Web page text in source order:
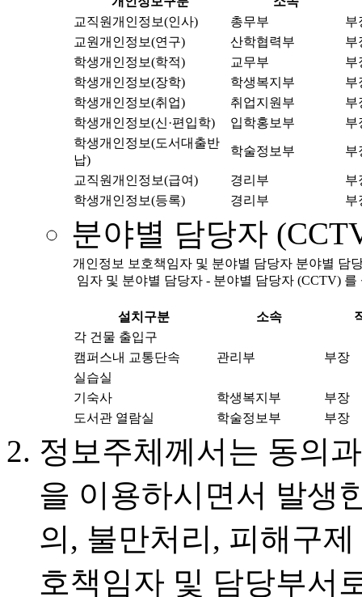
교직원개인정보(인사)
총무부
부
교원개인정보(연구)
산학협력부
부
학생개인정보(학적)
교무부
부
학생개인정보(장학)
학생복지부
부
학생개인정보(취업)
취업지원부
부
학생개인정보(신·편입학)
입학홍보부
부
학생개인정보(도서대출반
납)
학술정보부 부
교직원개인정보(급여) 경리부
부
학생개인정보(등록)
경리부 부
분야별 담당자
개인정보 보호책임자 및 분야별 담당자 분야별 담
임자 및 분야별 담당자 - 분야별 담당자 (CCTV)
설치구분 소속
각 건물 출입구
관리부
부장
캠퍼스내 교통단속
실습실
기숙사
학생복지부
부장
도서관 열람실
학술정보부 부장
정보주체께서는 동의
을 이용하시면서 발생
의, 불만처리, 피해구
호책임자 및 담당부서